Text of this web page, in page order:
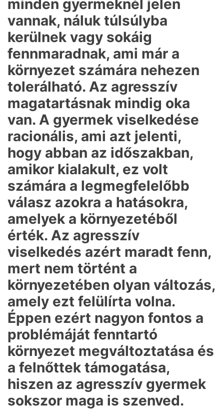
minden gyermeknél jelen
vannak, náluk túlsúlyba
kerülnek vagy sokáig
fennmaradnak, ami már a
környezet számára nehezen
tolerálható. Az agresszív
magatartásnak mindig oka
van. A gyermek viselkedése
racionális, ami azt jelenti,
hogy abban az időszakban,
amikor kialakult, ez volt
számára a legmegfelelőbb
válasz azokra a hatásokra,
amelyek a környezetéből
érték. Az agresszív
viselkedés azért maradt fenn,
mert nem történt a
környezetében olyan változás,
amely ezt felülírta volna.
Éppen ezért nagyon fontos a
problémáját fenntartó
környezet megváltoztatása és
a felnőttek támogatása,
hiszen az agresszív gyermek
sokszor maga is szenved.